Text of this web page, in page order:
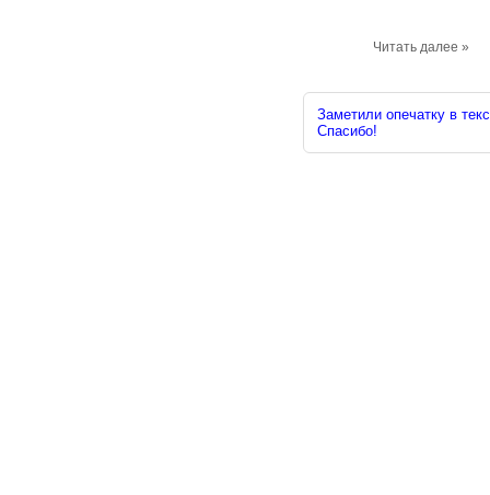
Читать далее »
Заметили опечатку в
Спасибо!